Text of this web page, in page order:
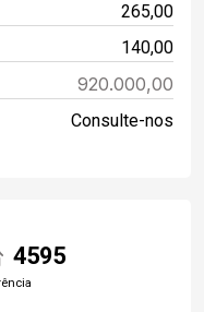
265,00
140,00
920.000,00
Consulte-nos
4595